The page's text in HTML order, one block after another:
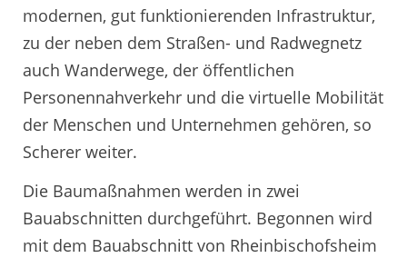
modernen, gut funktionierenden Infrastruktur,
zu der neben dem Straßen- und Radwegnetz
auch Wanderwege, der öffentlichen
Personennahverkehr und die virtuelle Mobilität
der Menschen und Unternehmen gehören, so
Scherer weiter.
Die Baumaßnahmen werden in zwei
Bauabschnitten durchgeführt. Begonnen wird
mit dem Bauabschnitt von Rheinbischofsheim